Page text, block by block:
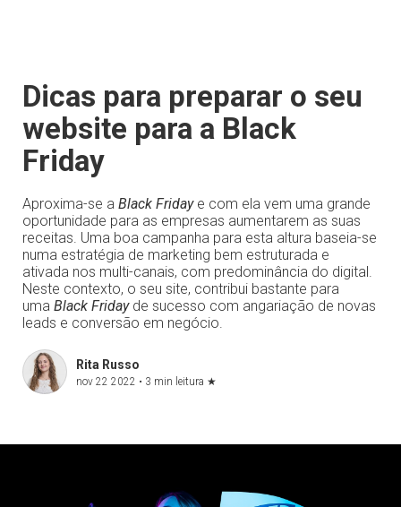
Dicas para preparar o seu
website para a Black
Friday
Aproxima-se a Black Fridaye com ela vem uma grande
oportunidade para as empresas aumentarem as suas
receitas. Uma boa campanha para esta altura baseia-se
numa estratégia de marketing bem estruturada e
ativada nos multi-canais, com predominância do digital.
Neste contexto, o seu site, contribui bastante para
uma Black Fridayde sucesso com angariação de novas
leads e conversão em negócio.
Rita Russo
nov 22 2022 • 3 min leitura ★